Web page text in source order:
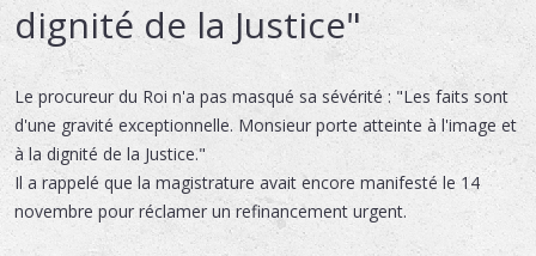
dignité de la Justice"
Le procureur du Roi n'a pas masqué sa sévérité : "Les faits sont
d'une gravité exceptionnelle. Monsieur porte atteinte à l'image et
à la dignité de la Justice."
Il a rappelé que la magistrature avait encore manifesté le 14
novembre pour réclamer un refinancement urgent.